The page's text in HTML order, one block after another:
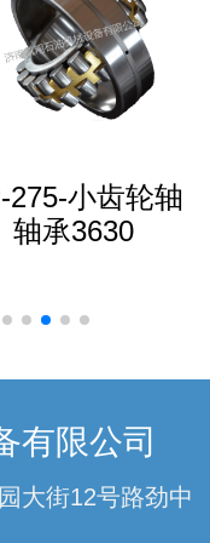
275-小齿轮轴
轴承3630
有限公司
大街12号路劲中